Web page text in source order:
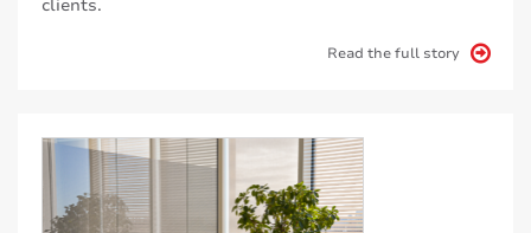
clients.
Read the full story